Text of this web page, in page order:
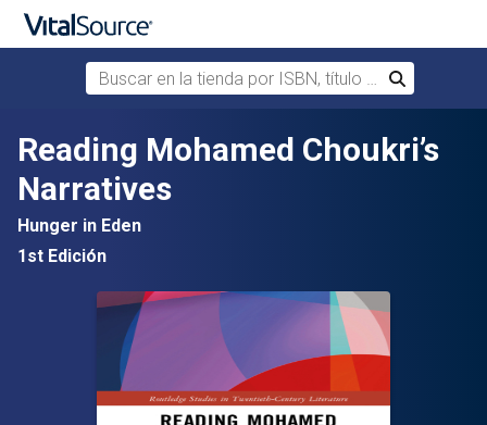
Saltar al contenido principal
Buscar en la tienda por ISBN, título o autor
Buscar
Reading Mohamed Choukri’s
Narratives
Hunger in Eden
1st Edición